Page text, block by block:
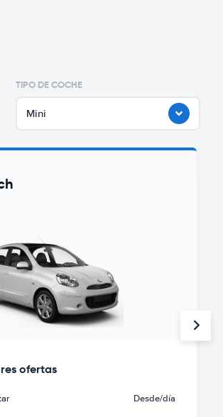
TIPO DE COCHE
Mini
ofertas
Desde/día